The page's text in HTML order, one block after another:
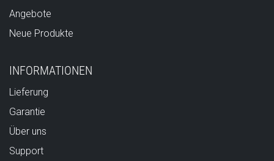
Angebote
Neue Produkte
INFORMATIONEN
Lieferung
Garantie
Über uns
Support